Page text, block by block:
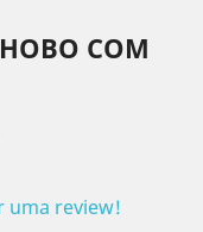
COM
uma review!